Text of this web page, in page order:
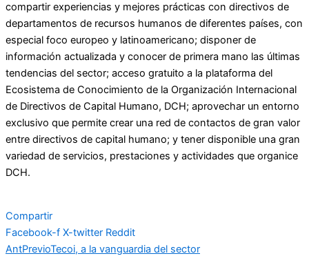
compartir experiencias y mejores prácticas con directivos de
departamentos de recursos humanos de diferentes países, con
especial foco europeo y latinoamericano; disponer de
información actualizada y conocer de primera mano las últimas
tendencias del sector; acceso gratuito a la plataforma del
Ecosistema de Conocimiento de la Organización Internacional
de Directivos de Capital Humano, DCH; aprovechar un entorno
exclusivo que permite crear una red de contactos de gran valor
entre directivos de capital humano; y tener disponible una gran
variedad de servicios, prestaciones y actividades que organice
DCH.
Compartir
Facebook-f X-twitter Reddit
AntPrevioTecoi, a la vanguardia del sector